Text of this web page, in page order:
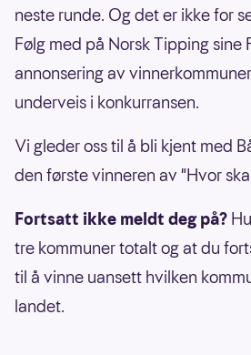
neste runde. Og det er ikke for
Følg med på Norsk Tipping
annonsering av
underveis i konkurransen.
Vi gleder oss til å bli kjent med
den første vinneren av "Hvor
Fortsatt ikke meldt deg på?
tre kommuner totalt og at du
til å vinne uansett hvilken
landet.